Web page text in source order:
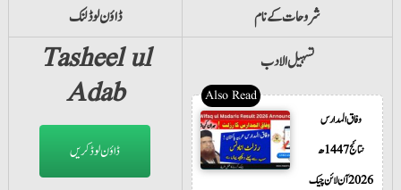
ڈاؤن لوڈ لنک شروحات کے نام
Tasheel ul
Adab
ڈاؤن لوڈ کریں
تسہیل الادب
وفاق المدارس
نتائج 1447ھ
2026 آن لائن چیک